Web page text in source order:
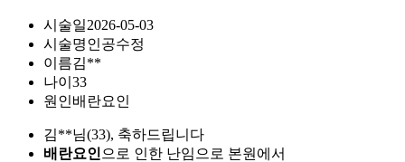
시술일2026-05-03
시술명인공수정
이름김**
나이 33
원인배란요인
김**님(33), 축하드립니다
배란요인 으로 인한 난임으로 본원에서